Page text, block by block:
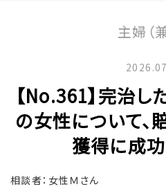
主婦（
【No.361】完治
の女性について、
獲得に成
相談者：女性Ｍさん